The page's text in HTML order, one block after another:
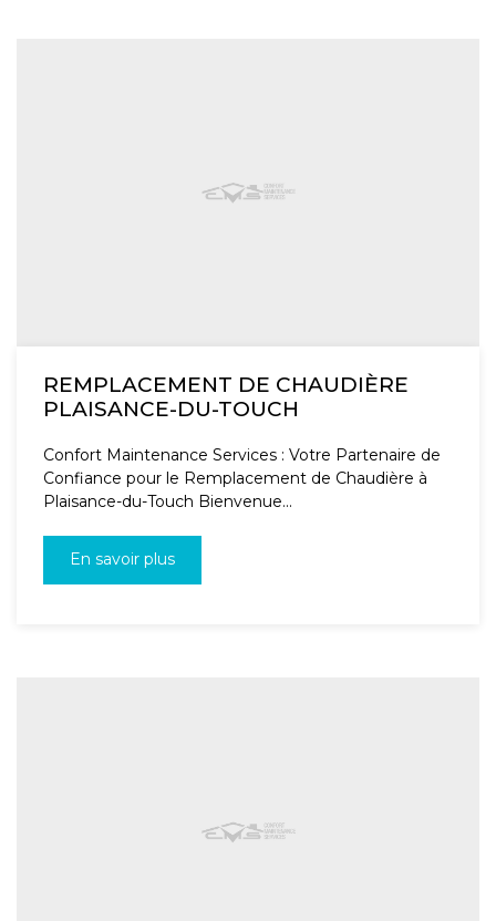
REMPLACEMENT DE CHAUDIÈRE
PLAISANCE-DU-TOUCH
Confort Maintenance Services : Votre Partenaire de
Confiance pour le Remplacement de Chaudière à
Plaisance-du-Touch Bienvenue...
En savoir plus